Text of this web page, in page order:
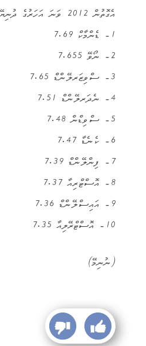
އެގޮތުން 2012 ވަނަ އަހަރުގެ ދުނިޔޭގެ އެންމެ އުފާވެރި މަންޒިލްތައް ކަމަށް އެރިޕޯރޓްގައި ފާހަގަ ކޮށްފައިވަނީ:
1- ޑެންމާކް 7.69
2- ނޯވޭ 7.655
3- ސްވިޒަރލޭންޑް 7.65
4- ނެދަރލޭންޑް 7.51
5- ސްވިޑްން 7.48
6- ކެނެޑާ 7.47
7- ފިންލޭންޑް 7.39
8- އޮސްޓްރިއާ 7.37
9- އައިސްލޭންޑް 7.36
10- އޮސްޓްރޭލިއާ 7.35
(ނުނިމޭ)